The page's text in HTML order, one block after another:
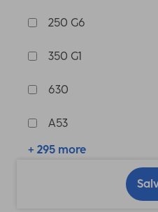
250 G6
350 G1
630
A53
+ 295 more